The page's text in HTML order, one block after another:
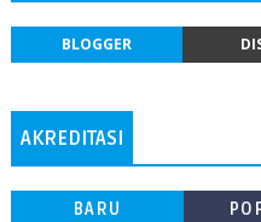
BLOGGER
AKREDITASI
BARU